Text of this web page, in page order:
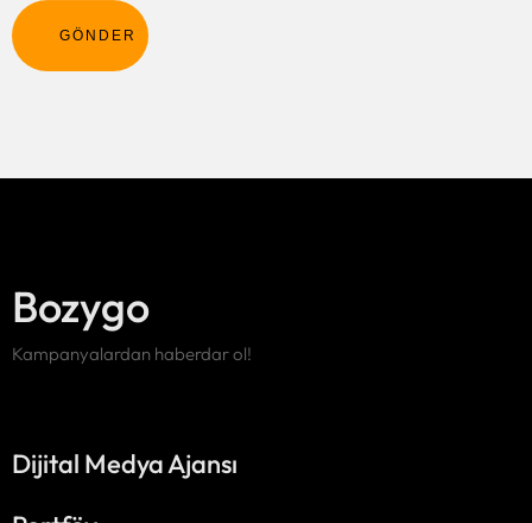
GÖNDER
Bozygo
Kampanyalardan haberdar ol!
Dijital Medya Ajansı